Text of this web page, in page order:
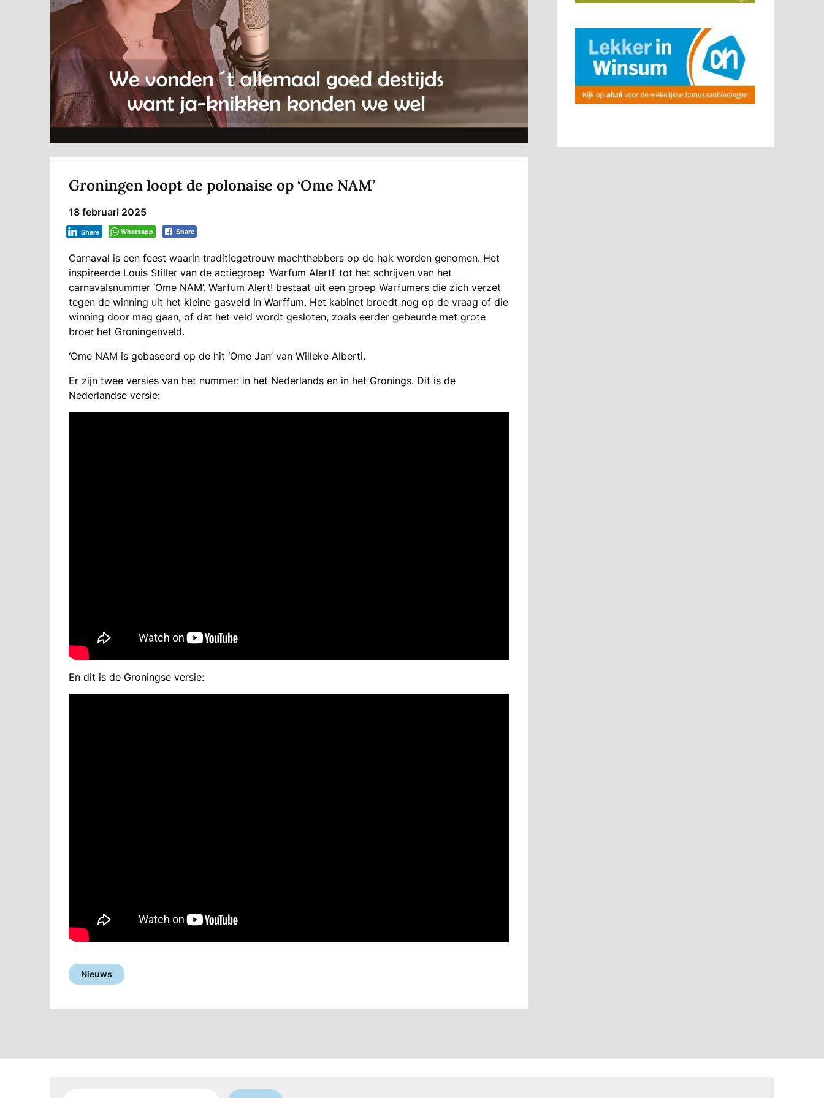
Groningen loopt de polonaise op ‘Ome NAM’
18 februari 2025
Whatsapp Share
Share
Carnaval is een feest waarin traditiegetrouw machthebbers op de hak worden genomen. Het
inspireerde Louis Stiller van de actiegroep ‘Warfum Alert!’ tot het schrijven van het
carnavalsnummer ‘Ome NAM’. Warfum Alert! bestaat uit een groep Warfumers die zich verzet
tegen de winning uit het kleine gasveld in Warffum. Het kabinet broedt nog op de vraag of die
winning door mag gaan, of dat het veld wordt gesloten, zoals eerder gebeurde met grote
broer het Groningenveld.
‘Ome NAM is gebaseerd op de hit ‘Ome Jan’ van Willeke Alberti.
Er zijn twee versies van het nummer: in het Nederlands en in het Gronings. Dit is de
Nederlandse versie:
En dit is de Groningse versie:
Nieuws